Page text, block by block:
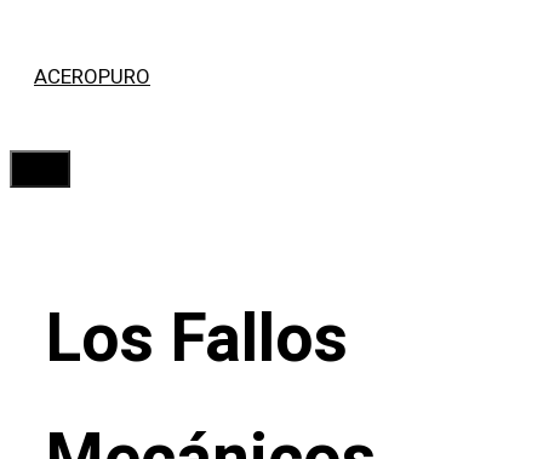
ACEROPURO
Los Fallos